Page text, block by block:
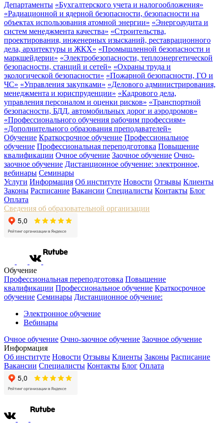
Департаменты «Бухгалтерского учета и налогообложения»
«Радиационной и ядерной безопасности, безопасности на
объектах использования атомной энергии» «Энергоаудита и
систем менеджмента качества» «Строительства,
проектирования, инженерных изысканий, реставрационного
дела, архитектуры и ЖКХ» «Промышленной безопасности и
маркшейдерии» «Электробезопасности, теплоэнергетической
безопасности, станций и сетей» «Охраны труда и
экологической безопасности» «Пожарной безопасности, ГО и
ЧС» «Управления закупками» «Делового администрирования,
менеджмента и юриспруденции» «Кадрового дела,
управления персоналом и оценки рисков» «Транспортной
безопасности, БДД, автомобильных дорог и аэродромов»
«Профессионального обучения рабочим профессиям»
«Дополнительного образования преподавателей»
Обучение Краткосрочное обучение Профессиональное
обучение Профессиональная переподготовка Повышение
квалификации Очное обучение Заочное обучение Очно-
заочное обучение Дистанционное обучение: электронное,
вебинары Семинары
Услуги Информация Об институте Новости Отзывы Клиенты
Законы Расписание Вакансии Специалисты Контакты Блог
Оплата
Сведения об образовательной организации
Обучение
Профессиональная переподготовка Повышение
квалификации Профессиональное обучение Краткосрочное
обучение Семинары Дистанционное обучение:
Электронное обучение
Вебинары
Очное обучение Очно-заочное обучение Заочное обучение
Информация
Об институте Новости Отзывы Клиенты Законы Расписание
Вакансии Специалисты Контакты Блог Оплата